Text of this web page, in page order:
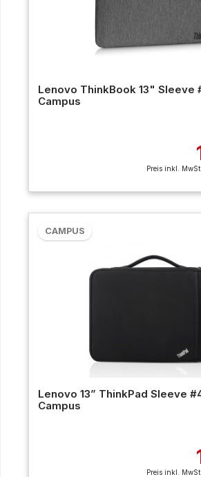
Lenovo ThinkBook 13" Sleeve
Campus
Preis inkl.
CAMPUS
Lenovo 13” ThinkPad Sleeve
Campus
Preis inkl.